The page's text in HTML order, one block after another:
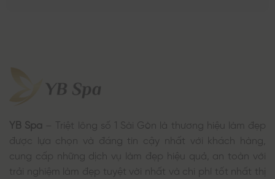
YB Spa – Triệt lông số 1 Sài Gòn là thương hiệu làm đẹp
được lựa chọn và đáng tin cậy nhất với khách hàng,
cung cấp những dịch vụ làm đẹp hiệu quả, an toàn với
trải nghiệm làm đẹp tuyệt vời nhất và chi phí tốt nhất thị